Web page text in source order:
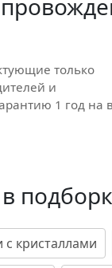
только
и
1 год на
с кристаллами